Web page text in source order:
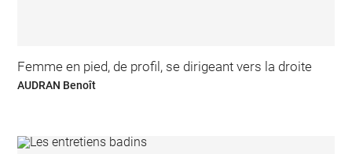
Femme en pied, de profil, se dirigeant vers la droite
AUDRAN Benoît